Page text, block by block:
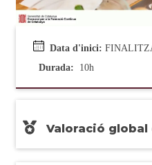
Data d'inici:
Durada: 10h
Valoració global